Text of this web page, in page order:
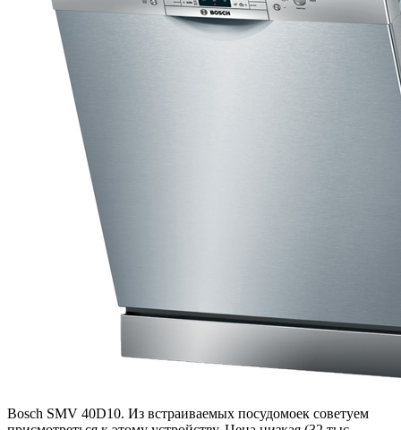
Bosch SMV 40D10. Из встраиваемых посудомоек советуем